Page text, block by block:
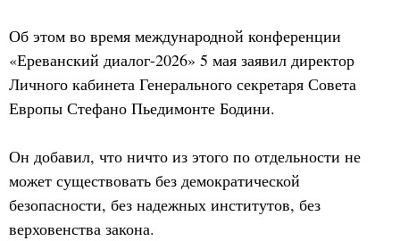
Об этом во время международной конференции
«Ереванский диалог-2026» 5 мая заявил директор
Личного кабинета Генерального секретаря Совета
Европы Стефано Пьедимонте Бодини.
Он добавил, что ничто из этого по отдельности не
может существовать без демократической
безопасности, без надежных институтов, без
верховенства закона.